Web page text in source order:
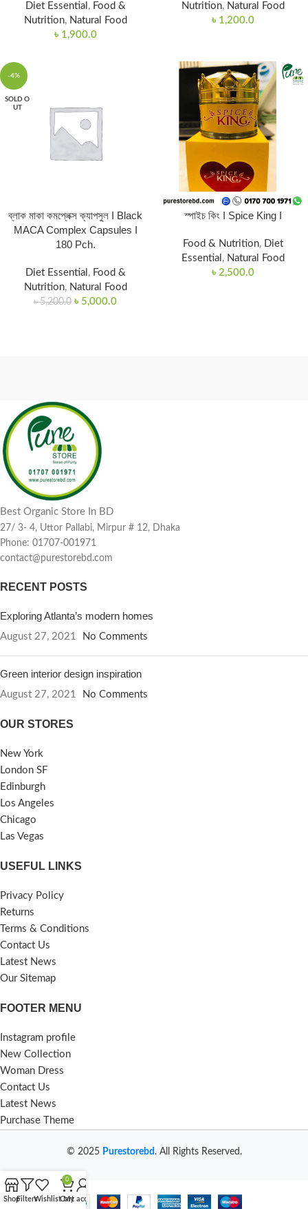
Diet Essential , Food &
Nutrition, Natural Food
৳ 1,900.0
Nutrition, Natural Food
৳ 1,200.0
-4%
SOLD O
UT
ব্লাক মাকা কমপ্লেক্স ক্যাপসুল I Black
MACA Complex Capsules I
180 Pch.
Diet Essential , Food &
Nutrition, Natural Food
৳5,200.0 ৳ 5,000.0
স্পাইচ কিং I Spice King I
Food & Nutrition, Diet
Essential , Natural Food
৳ 2,500.0
Best Organic Store In BD
27/ 3- 4, Uttor Pallabi, Mirpur # 12, Dhaka
Phone: 01707-001971
contact@purestorebd.com
RECENT POSTS
Exploring Atlanta’s modern homes
August 27, 2021 No Comments
Green interior design inspiration
August 27, 2021 No Comments
OUR STORES
New York
London SF
Edinburgh
Los Angeles
Chicago
Las Vegas
USEFUL LINKS
Privacy Policy
Returns
Terms & Conditions
Contact Us
Latest News
Our Sitemap
FOOTER MENU
Instagram profile
New Collection
Woman Dress
Contact Us
Latest News
Purchase Theme
© 2025 Purestorebd . All Rights Reserved.
ShopFiltersWishlist
0
Cart
My account